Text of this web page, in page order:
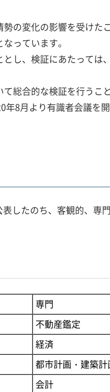
の変化の影響を受けた
っています。
し、検証にあたって
総合的な検証を行う
8月より有識者会議を
したのち、客観的、専
専門
不動産鑑定
経済
都市計画・建築計
会計